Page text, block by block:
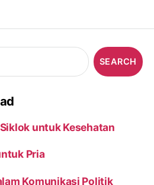
untuk Kesehatan
Pria
Komunikasi Politik